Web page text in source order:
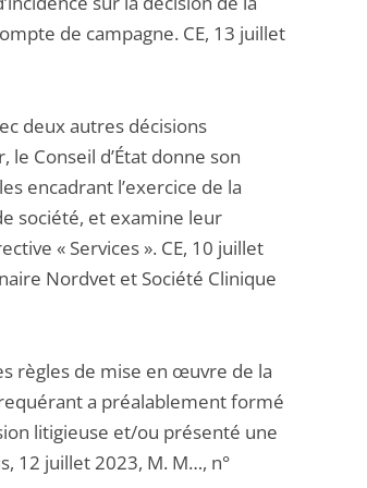
de campagne. CE, 13 juillet
deux autres décisions
Conseil d’État donne son
encadrant l’exercice de la
société, et examine leur
« Services ». CE, 10 juillet
Nordvet et Société Clinique
règles de mise en œuvre de la
a préalablement formé
litigieuse et/ou présenté une
12 juillet 2023, M. M…, n°